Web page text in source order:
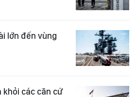
lớn đến vùng
khỏi các căn cứ